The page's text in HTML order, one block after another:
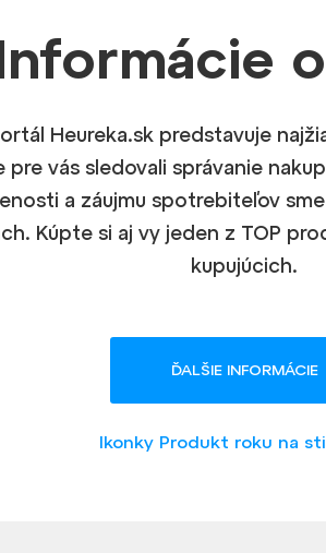
Heureka.sk predstavuje
pre vás sledovali správanie
a záujmu spotrebiteľov
Kúpte si aj vy jeden z TOP
kupujúcich.
ĎALŠIE INFORMÁCIE
Ikonky Produkt roku na